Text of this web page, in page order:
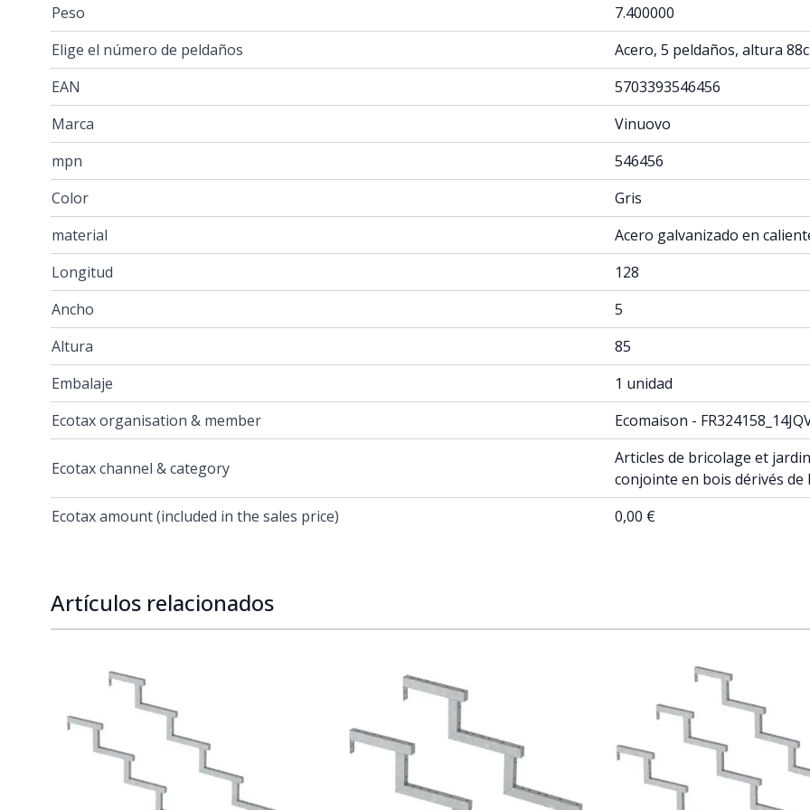
Peso
7.400000
Elige el número de peldaños
Acero, 5 peldaños, altura
EAN
5703393546456
Marca
Vinuovo
mpn
546456
Color
Gris
material
Acero galvanizado en
Longitud
128
Ancho
5
Altura
85
Embalaje
1 unidad
Ecotax organisation & member
Ecomaison -
Ecotax channel & category
Articles de bricolage et
conjointe en bois dérivés de
Ecotax amount (included in the sales price)
0,00 €
Artículos relacionados
Navigating through the elements of the carousel is possible using the tab key. You can skip the carousel or